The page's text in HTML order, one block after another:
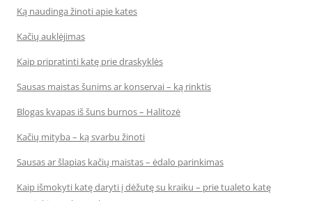
Ką naudinga žinoti apie kates
Kačių auklėjimas
Kaip pripratinti katę prie draskyklės
Sausas maistas šunims ar konservai – ką rinktis
Blogas kvapas iš šuns burnos – Halitozė
Kačių mityba – ką svarbu žinoti
Sausas ar šlapias kačių maistas – ėdalo parinkimas
Kaip išmokyti katę daryti į dėžutę su kraiku – prie tualeto katę